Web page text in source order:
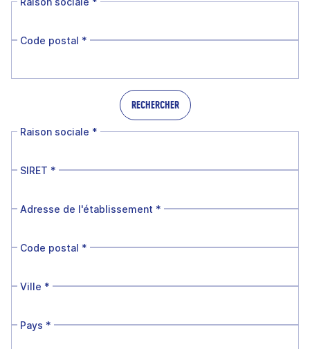
Code postal *
RECHERCHER
Raison sociale *
SIRET *
Adresse de l'établissement *
Code postal *
Ville *
Pays *